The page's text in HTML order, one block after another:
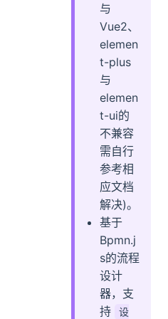
与
Vue2、
elemen
t-plus
与
elemen
t-ui的
不兼容
需自行
参考相
应文档
解决)。
基于
Bpmn.j
s的流程
设计
器，支
持
设